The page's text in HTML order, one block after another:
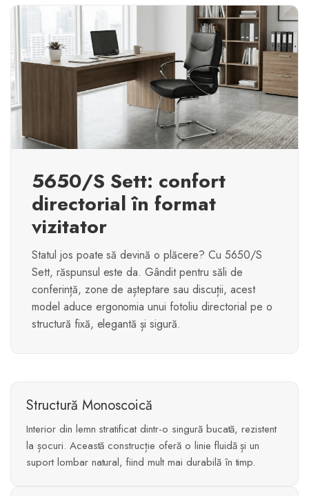
5650/S Sett: confort
directorial în format
vizitator
Statul jos poate să devină o plăcere? Cu 5650/S
Sett, răspunsul este da. Gândit pentru săli de
conferință, zone de așteptare sau discuții, acest
model aduce ergonomia unui fotoliu directorial pe o
structură fixă, elegantă și sigură.
Structură Monoscoică
Interior din lemn stratificat dintr-o singură bucată, rezistent
la șocuri. Această construcție oferă o linie fluidă și un
suport lombar natural, fiind mult mai durabilă în timp.